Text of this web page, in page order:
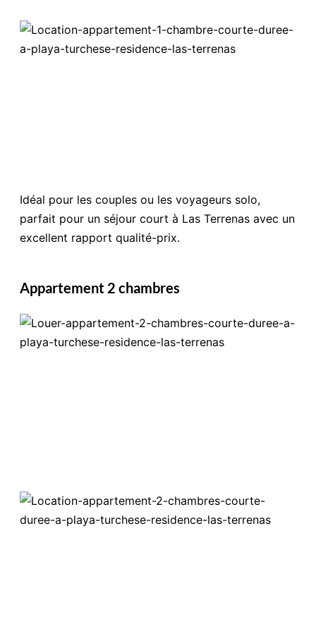
Idéal pour les couples ou les voyageurs solo,
parfait pour un séjour court à Las Terrenas avec un
excellent rapport qualité-prix.
Appartement 2 chambres